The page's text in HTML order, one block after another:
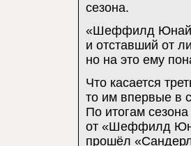
сезона.
«Шеффилд
и отставший от
но на это ему
Что касается
то им впервые в
По итогам
от «Шеффилд
прошёл